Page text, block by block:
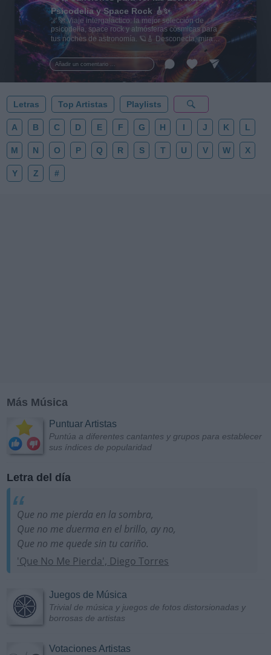
Añadir un comentario ...
Psicodelia y Space Rock 🎸✨
🌌🚀 Viaje intergaláctico: la mejor selección de
psicodelia, space rock y atmósferas cósmicas para
tus noches de astronomía. 🪐🎸 Desconecta, mira
al firmamento y siente la gravedad cero. 💾 ¡Guarda
esta colección para tu próxima noche estrellada!
✨⭐
Letras Top Artistas Playlists
A B C D E F G H I J K L
M N O P Q R S T U V W X
Y Z #
Más Música
Puntuar Artistas
Puntúa a diferentes cantantes y grupos para establecer
sus índices de popularidad
Letra del día
Que no me pierda en la sombra,
Que no me duerma en el brillo, ay no,
Que no me quede sin tu cariño.
'Que No Me Pierda', Diego Torres
Juegos de Música
Trivial de música y juegos de fotos distorsionadas y
borrosas de artistas
Votaciones Artistas